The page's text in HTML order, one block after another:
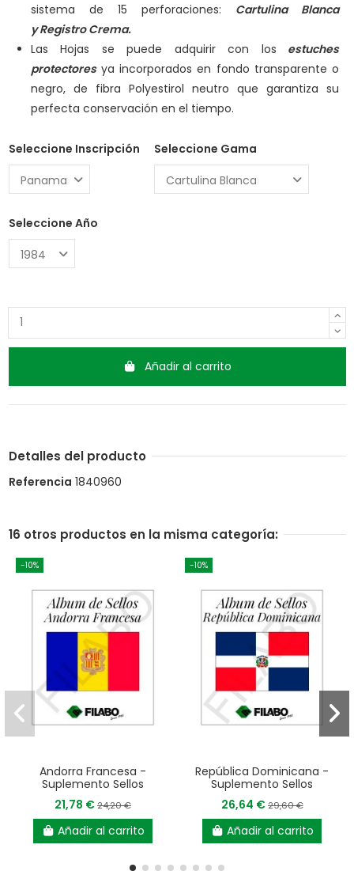
sistema de 15 perforaciones: Cartulina Blanca
yRegistro Crema.
Las Hojas se puede adquirir con los estuches
protectoresya incorporados en fondo transparente o
negro, de fibra Polyestirol neutro que garantiza su
perfecta conservación en el tiempo.
Seleccione Inscripción Seleccione Gama
Seleccione Año
Añadir al carrito
Detalles del producto
Referencia 1840960
16 otros productos en la misma categoría:
-10%
Andorra Francesa -
Suplemento Sellos
21,78 €24,20 €
Añadir al carrito
-10%
República Dominicana -
Suplemento Sellos
26,64 €29,60 €
Añadir al carrito